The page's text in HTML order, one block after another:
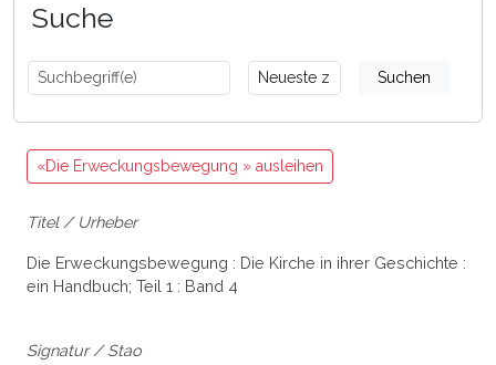
Suche
Suchen
«Die Erweckungsbewegung » ausleihen
Titel / Urheber
Die Erweckungsbewegung : Die Kirche in ihrer Geschichte :
ein Handbuch; Teil 1 : Band 4
Signatur / Stao